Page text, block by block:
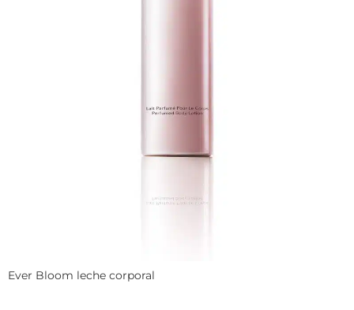
Ever Bloom leche corporal